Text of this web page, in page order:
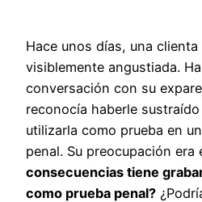
Hace unos días, una
visiblemente angustiada.
conversación con su
reconocía haberle
utilizarla como prueba en
penal. Su preocupación era
consecuencias tiene
como prueba penal?